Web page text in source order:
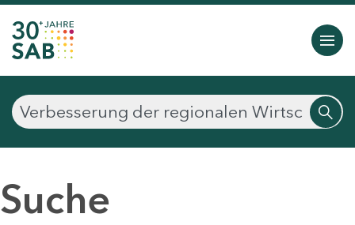
Suche